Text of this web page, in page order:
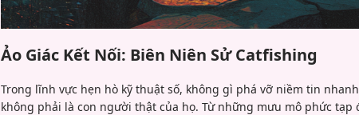
Ảo Giác Kết Nối: Biên Niên Sử Catfishing
Trong lĩnh vực hẹn hò kỹ thuật số, không gì phá vỡ niềm tin
không phải là con người thật của họ. Từ những mưu mô phức